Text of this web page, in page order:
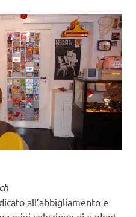
all’abbigliamento e